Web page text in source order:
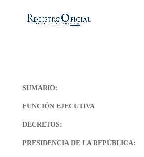
SUMARIO:
FUNCIÓN EJECUTIVA
DECRETOS:
PRESIDENCIA DE LA REPÚBLICA: